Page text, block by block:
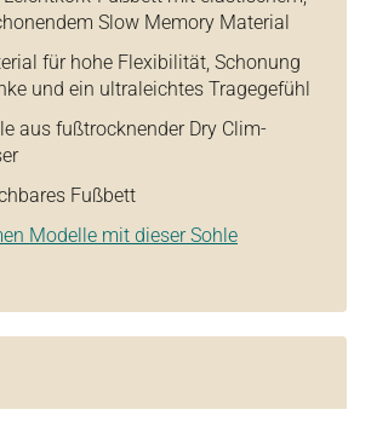
Slow Memory Material
für hohe Flexibilität, Schonung
und ein ultraleichtes Tragegefühl
aus fußtrocknender Dry Clim-
Fußbett
Modelle mit dieser Sohle